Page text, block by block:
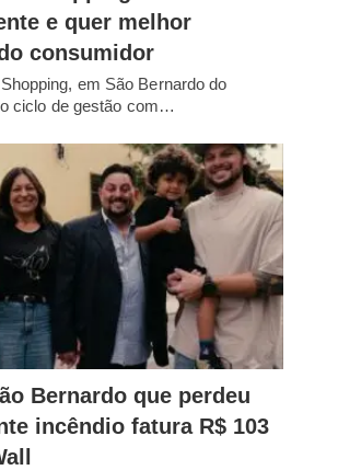
e quer melhor
consumidor
em São Bernardo do
ciclo de gestão com…
Bernardo que perdeu
incêndio fatura R$ 103